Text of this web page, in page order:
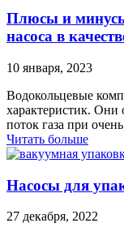
Плюсы и минусы
насоса в
10 января, 2023
Водокольцевые
характеристик. Они
поток газа при
Читать больше
Насосы для
27 декабря, 2022